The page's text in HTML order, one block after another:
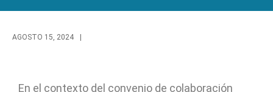
AGOSTO 15, 2024 |
En el contexto del convenio de colaboración